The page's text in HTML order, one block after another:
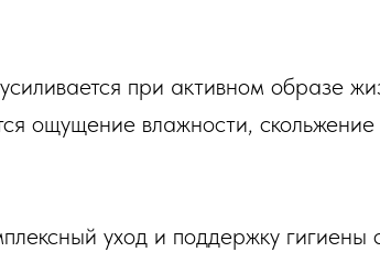
при активном образе
ощущение влажности,
уход и поддержку гигиены